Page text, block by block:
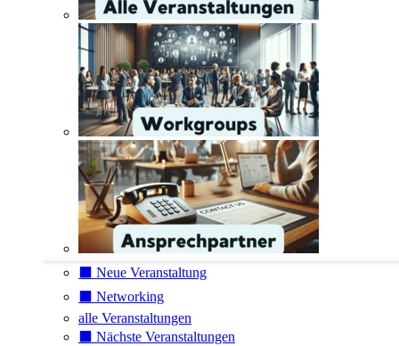
⬛️ Neue Veranstaltung
⬛️ Networking
alle Veranstaltungen
⬛️ Nächste Veranstaltungen